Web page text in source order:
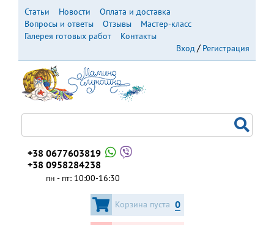
Перейти
основному
содержанию
Статьи Новости
Оплата и доставка
Вопросы и ответы
Отзывы
Мастер-класс
Галерея готовых работ
Контакты
Вход
Регистрация
+38 0677603819
+38 0958284238
пн - пт: 10:00-16:30
Корзина пуста 0